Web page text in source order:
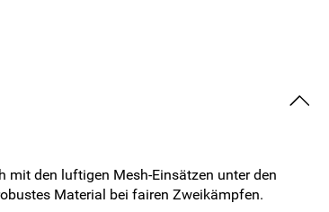
mit den luftigen Mesh-Einsätzen unter den
Material bei fairen Zweikämpfen.